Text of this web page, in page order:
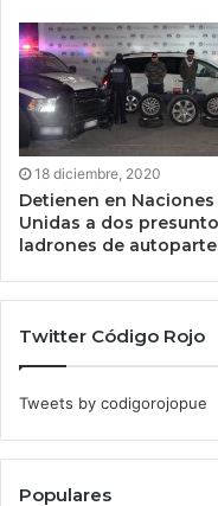
18 diciembre, 2020
Detienen en Naciones
Unidas a dos
ladrones de
Twitter Código Rojo
Tweets by codigorojopue
Populares